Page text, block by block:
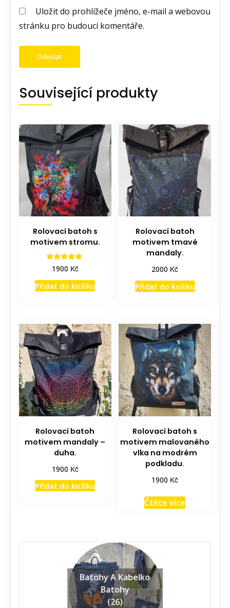
Uložit do prohlížeče jméno, e-mail a webovou
stránku pro budoucí komentáře.
Související produkty
Rolovací batoh s
motivem stromu.
Hodnocení
5.00
z 5
1900 Kč
Přidat do košíku
Rolovací batoh
motivem tmavé
mandaly.
2000 Kč
Přidat do košíku
Rolovací batoh
motivem mandaly –
duha.
1900 Kč
Přidat do košíku
Rolovací batoh s
motivem malovaného
vlka na modrém
podkladu.
1900 Kč
Čtěte více
Batohy A Kabelko
Batohy
(26)